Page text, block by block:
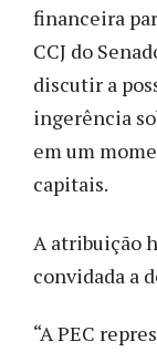
financeira
CCJ do
discutir a
ingerência
em um
capitais.
A atribuição
convidada a
“A PEC